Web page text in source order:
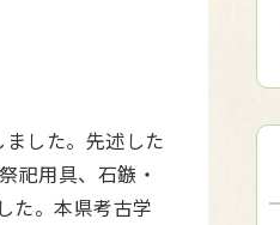
した。先述した
祀用具、石鏃・
た。本県考古学